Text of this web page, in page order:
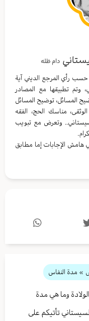
دام ظله
رأي المرجع الديني آية
وتم تطبيقها مع المصادر
المسائل، توضيح المسائل
مناسك الحج، الفقه
وتعرض مع تبويب
هامش الإجابات إما مطابق
» مدة النفاس
وما هي مدة
تأتيكم على